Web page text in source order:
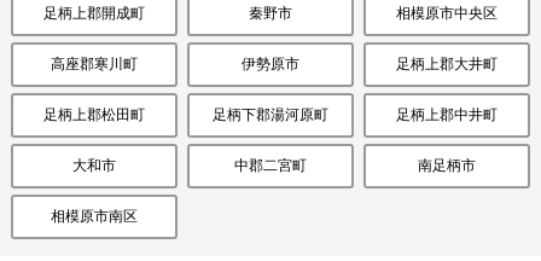
足柄上郡開成町 秦野市 相模原市中央区
高座郡寒川町 伊勢原市 足柄上郡大井町
足柄上郡松田町 足柄下郡湯河原町 足柄上郡中井町
大和市 中郡二宮町 南足柄市
相模原市南区